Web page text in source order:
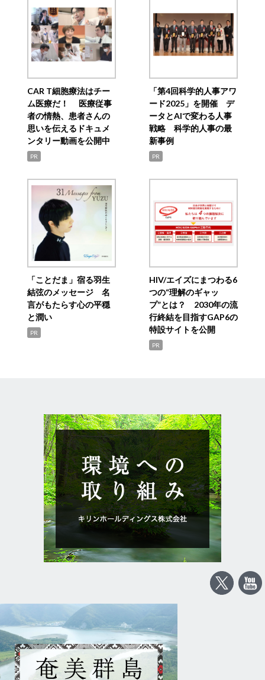
CAR T細胞療法はチー
ム医療だ！ 医療従事
者の情熱、患者さんの
思いを伝えるドキュメ
ンタリー動画を公開中
PR
「第4回科学的人事アワ
ード2025」を開催 デ
ータとAIで変わる人事
戦略 科学的人事の最
新事例
PR
「ことだま」宿る羽生
結弦のメッセージ 名
言がもたらす心の平穏
と潤い
PR
HIV/エイズにまつわる6
つの“理解のギャッ
プ”とは？ 2030年の流
行終結を目指すGAP6の
特設サイトを公開
PR